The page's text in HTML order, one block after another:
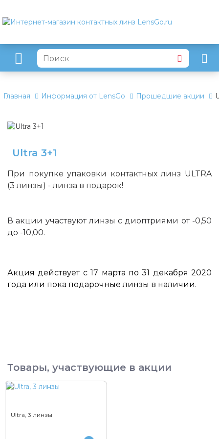
Главная Информация от LensGo Прошедшие акции
Ultra 3+1
При покупке упаковки контактных линз ULTRA
(3 линзы) - линза в подарок!
В акции участвуют линзы с диоптриями от -0,50
до -10,00.
Акция действует с 17 марта по 31 декабря 2020
года или пока подарочные линзы в наличии.
Товары, участвующие в акции
Ultra, 3 линзы